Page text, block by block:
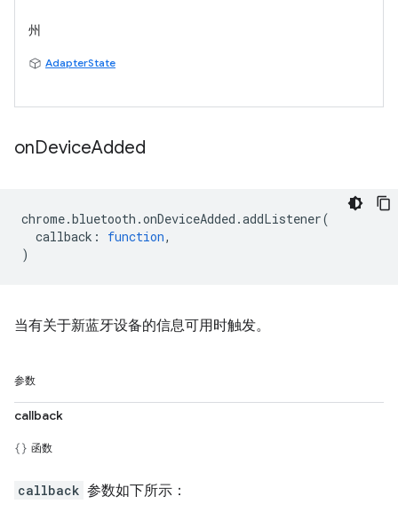
州
AdapterState
onDeviceAdded
chrome.bluetooth .onDeviceAdded .addListener(
callback : function,
)
当有关于新蓝牙设备的信息可用时触发。
参数
callback
函数
callback 参数如下所示：